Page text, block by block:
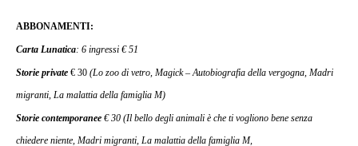
ABBONAMENTI:
Carta Lunatica: 6 ingressi € 51
Storie private € 30 (Lo zoo di vetro, Magick – Autobiografia della vergogna, Madri
migranti, La malattia della famiglia M)
Storie contemporanee € 30 (Il bello degli animali è che ti vogliono bene senza
chiedere niente, Madri migranti, La malattia della famiglia M,